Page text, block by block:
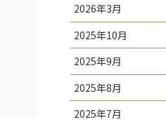
2026年3月
2025年10月
2025年9月
2025年8月
2025年7月